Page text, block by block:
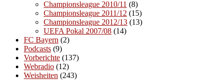
Championsleague 2010/11 (8)
Championsleague 2011/12 (15)
Championsleague 2012/13 (13)
UEFA Pokal 2007/08 (14)
FC Bayern (2)
Podcasts (9)
Vorberichte (137)
Webradio (12)
Weisheiten (243)